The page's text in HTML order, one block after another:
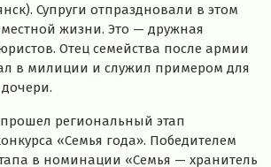
Супруги отпраздновали в этом
жизни. Это — дружная
Отец семейства после армии
в милиции и служил примером для
региональный этап
«Семья года». Победителем
в номинации «Семья — хранитель